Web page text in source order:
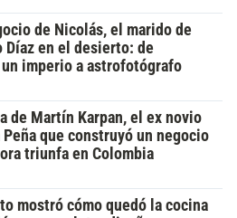
de Nicolás, el marido de
Díaz en el desierto: de
un imperio a astrofotógrafo
de Martín Karpan, el ex novio
que construyó un negocio
triunfa en Colombia
mostró cómo quedó la cocina